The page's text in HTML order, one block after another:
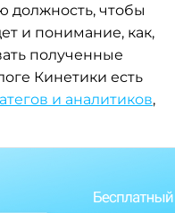
должность, чтобы
и понимание, как,
полученные
Кинетики есть
и аналитиков,